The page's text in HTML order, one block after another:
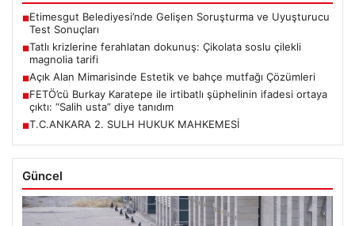
■Etimesgut Belediyesi’nde Gelişen Soruşturma ve Uyuşturucu
Test Sonuçları
■Tatlı krizlerine ferahlatan dokunuş: Çikolata soslu çilekli
magnolia tarifi
■Açık Alan Mimarisinde Estetik ve bahçe mutfağı Çözümleri
■FETÖ’cü Burkay Karatepe ile irtibatlı şüphelinin ifadesi ortaya
çıktı: “Salih usta” diye tanıdım
■T.C.ANKARA 2. SULH HUKUK MAHKEMESİ
Güncel